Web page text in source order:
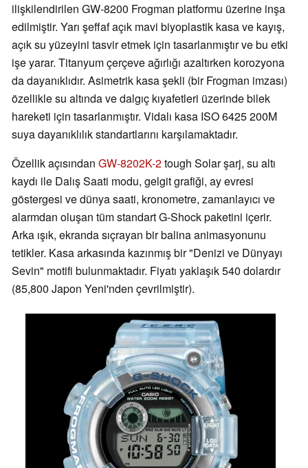
ilişkilendirilen GW-8200 Frogman platformu üzerine inşa
edilmiştir. Yarı şeffaf açık mavi biyoplastik kasa ve kayış,
açık su yüzeyini tasvir etmek için tasarlanmıştır ve bu etki
işe yarar. Titanyum çerçeve ağırlığı azaltırken korozyona
da dayanıklıdır. Asimetrik kasa şekli (bir Frogman imzası)
özellikle su altında ve dalgıç kıyafetleri üzerinde bilek
hareketi için tasarlanmıştır. Vidalı kasa ISO 6425 200M
suya dayanıklılık standartlarını karşılamaktadır.
Özellik açısından GW-8202K-2tough Solar şarj, su altı
kaydı ile Dalış Saati modu, gelgit grafiği, ay evresi
göstergesi ve dünya saati, kronometre, zamanlayıcı ve
alarmdan oluşan tüm standart G-Shock paketini içerir.
Arka ışık, ekranda sıçrayan bir balina animasyonunu
tetikler. Kasa arkasında kazınmış bir "Denizi ve Dünyayı
Sevin" motifi bulunmaktadır. Fiyatı yaklaşık 540 dolardır
(85,800 Japon Yeni'nden çevrilmiştir).